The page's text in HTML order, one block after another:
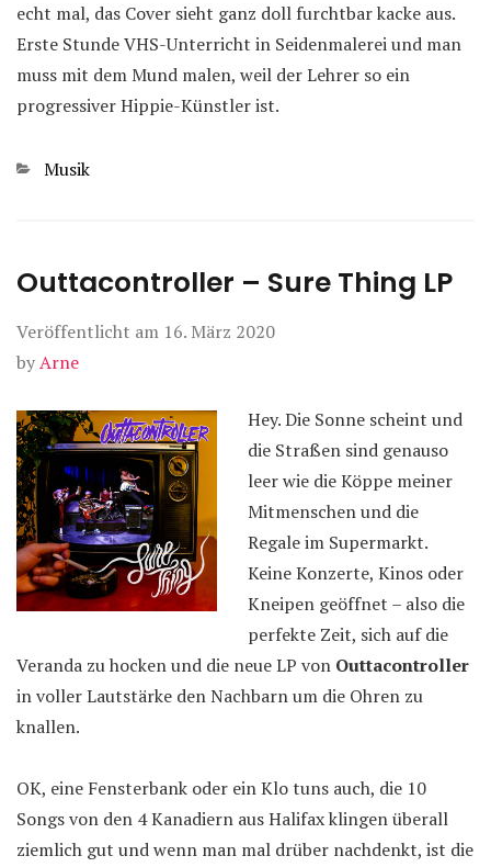
echt mal, das Cover sieht ganz doll furchtbar kacke aus.
Erste Stunde VHS-Unterricht in Seidenmalerei und man
muss mit dem Mund malen, weil der Lehrer so ein
progressiver Hippie-Künstler ist.
Kategorien
Musik
Outtacontroller – Sure Thing LP
Veröffentlicht am 16. März 2020
byArne
Hey. Die Sonne scheint und
die Straßen sind genauso
leer wie die Köppe meiner
Mitmenschen und die
Regale im Supermarkt.
Keine Konzerte, Kinos oder
Kneipen geöffnet – also die
perfekte Zeit, sich auf die
Veranda zu hocken und die neue LP von Outtacontroller
in voller Lautstärke den Nachbarn um die Ohren zu
knallen.
OK, eine Fensterbank oder ein Klo tuns auch, die 10
Songs von den 4 Kanadiern aus Halifax klingen überall
ziemlich gut und wenn man mal drüber nachdenkt, ist die